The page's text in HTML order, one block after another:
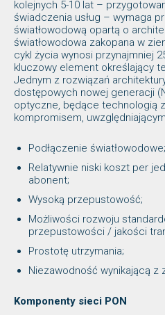
kolejnych 5-10 lat –
świadczenia usług – wymaga
światłowodową opartą o
światłowodowa zakopana w
cykl życia wynosi przynajmniej
kluczowy element określający
Jednym z rozwiązań
dostępowych nowej generacji
optyczne, będące technologią
kompromisem,
Podłączenie światłowodowe;
Relatywnie niski koszt per
abonent;
Wysoką przepustowość;
Możliwości rozwoju
przepustowości / jakości
Prostotę utrzymania;
Niezawodność wynikającą z
Komponenty sieci PON